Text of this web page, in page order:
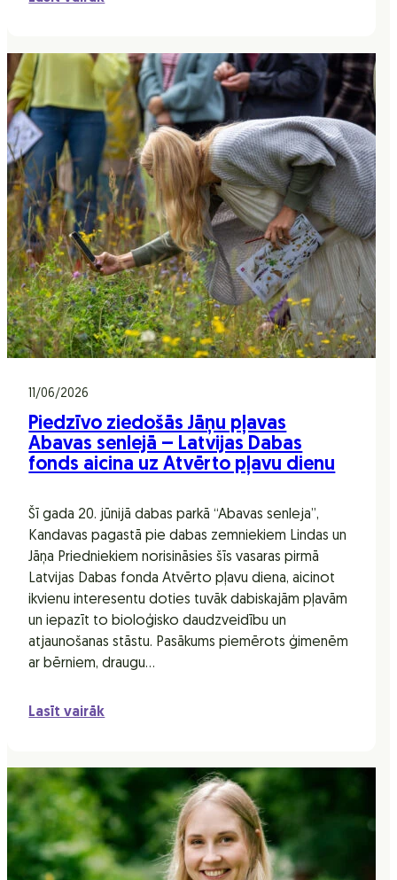
11/06/2026
Piedzīvo ziedošās Jāņu pļavas
Abavas senlejā – Latvijas Dabas
fonds aicina uz Atvērto pļavu dienu
Šī gada 20. jūnijā dabas parkā “Abavas senleja”,
Kandavas pagastā pie dabas zemniekiem Lindas un
Jāņa Priedniekiem norisināsies šīs vasaras pirmā
Latvijas Dabas fonda Atvērto pļavu diena, aicinot
ikvienu interesentu doties tuvāk dabiskajām pļavām
un iepazīt to bioloģisko daudzveidību un
atjaunošanas stāstu. Pasākums piemērots ģimenēm
ar bērniem, draugu…
Lasīt vairāk